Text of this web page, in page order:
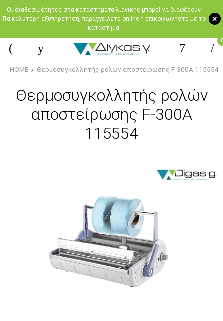
+
Oι διαθεσιμότητες στα καταστήματα λιανικής μπορεί να διαφέρουν.
Για καλύτερη εξυπηρέτηση, παραγγείλετε online ή επικοινωνήστε με το
κατάστημα.
0
HOME Θερμοσυγκολλητής ρολών αποστείρωσης F-300A 115554
Θερμοσυγκολλητής ρολών
αποστείρωσης F-300A
115554